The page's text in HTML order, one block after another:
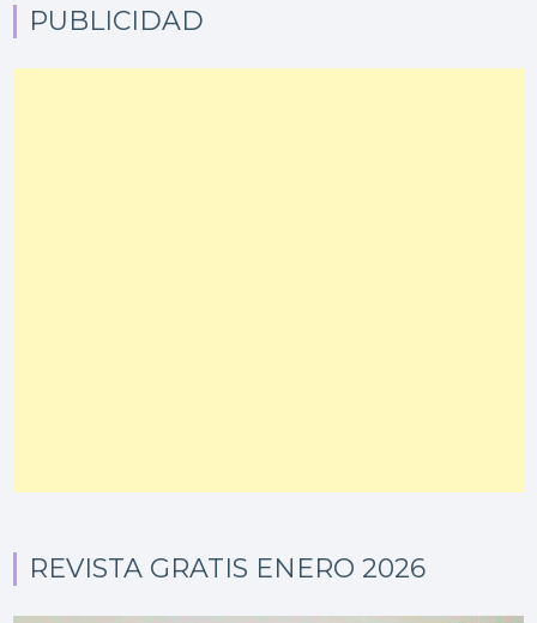
PUBLICIDAD
REVISTA GRATIS ENERO 2026